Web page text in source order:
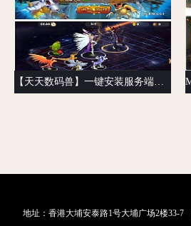
【天天数码兽】一键安装服务端游戏[小白工具+安卓+运营后台+授权物品后台]
地址：香港大埔安泰路1号大埔广场2楼33-7